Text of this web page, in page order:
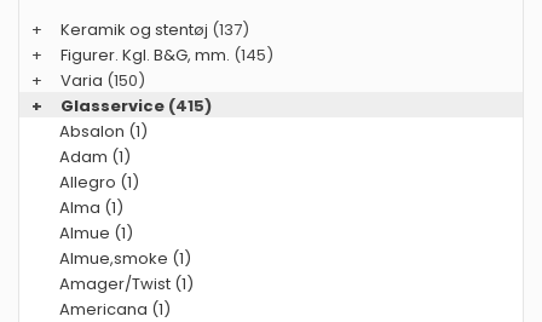
+ Keramik og stentøj (137)
+
Figurer. Kgl. B&G, mm. (145)
+
Varia (150)
+
Glasservice (415)
Absalon (1)
Adam (1)
Allegro (1)
Alma (1)
Almue (1)
Almue,smoke (1)
Amager/Twist (1)
Americana (1)